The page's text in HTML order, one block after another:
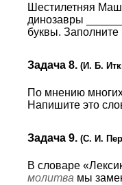
Шестилетняя
динозавры
буквы. Заполните
Задача 8. (И. Б.
По мнению
Напишите это
Задача 9. (С. И.
В словаре
молитва мы